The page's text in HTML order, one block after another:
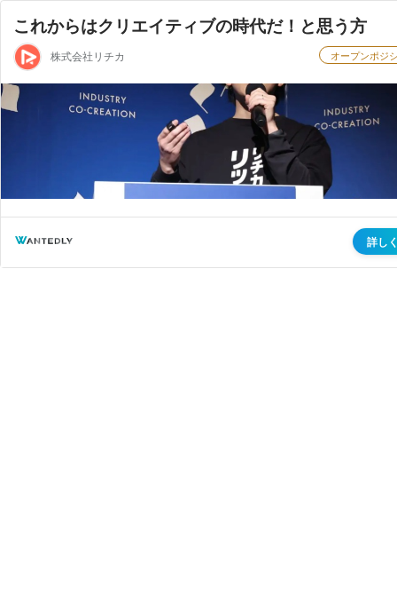
これからはクリエイティブの時代だ！と思う方
株式会社リチカ オープンポジ
詳し